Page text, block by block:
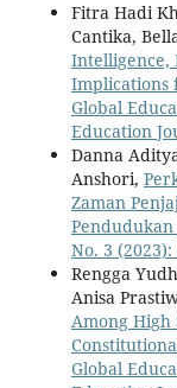
Fitra Hadi
Cantika,
Intelligence,
Implications
Global
Education
Danna
Anshori,
Zaman
Pendudukan
No. 3
Rengga
Anisa
Among High
Global